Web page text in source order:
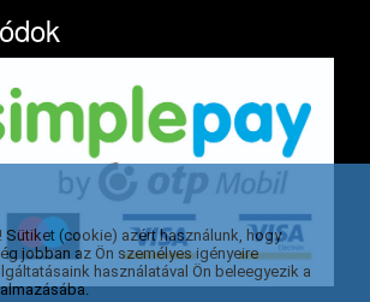
Sütiket (cookie) azért használunk, hogy
jobban az Ön személyes igényeire
használatával Ön beleegyezik a